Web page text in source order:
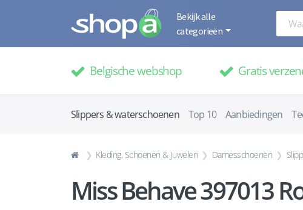
Bekijk alle
categorieën
Belgische webshop Gratis
Slippers & waterschoenen Top 10 Aanbiedingen
Kleding, Schoenen & Juwelen Damesschoenen
Miss Behave 397013